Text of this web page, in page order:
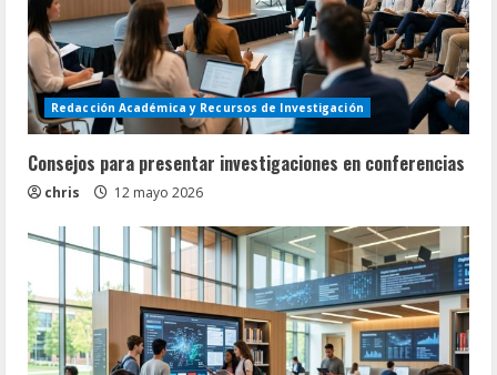
Redacción Académica y Recursos de Investigación
Consejos para presentar investigaciones en conferencias
chris 12 mayo 2026